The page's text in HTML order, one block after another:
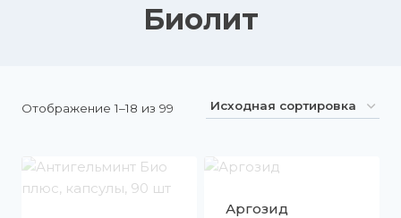
Биолит
Отображение 1–18 из 99
Аргозид